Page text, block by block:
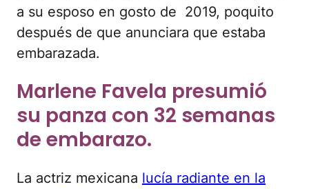
a su esposo en gosto de 2019, poquito
después de que anunciara que estaba
embarazada.
Marlene Favela presumió
su panza con 32 semanas
de embarazo.
La actriz mexicana lucía radiante en la